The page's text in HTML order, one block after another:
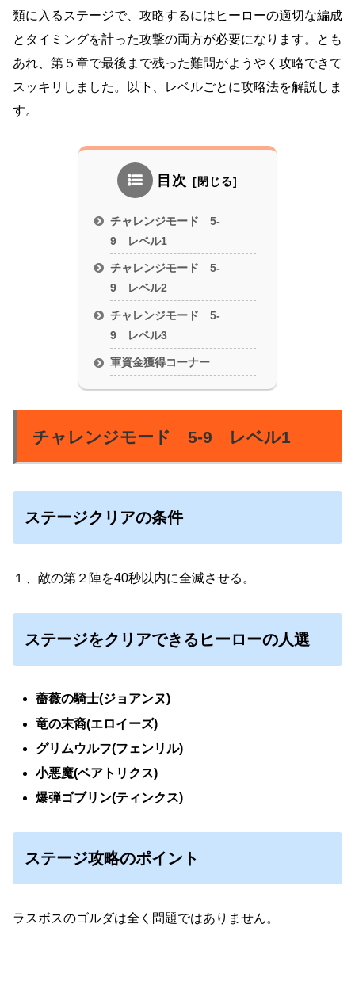
類に入るステージで、攻略するにはヒーローの適切な編成
とタイミングを計った攻撃の両方が必要になります。とも
あれ、第５章で最後まで残った難問がようやく攻略できて
スッキリしました。以下、レベルごとに攻略法を解説しま
す。
目次
チャレンジモード 5-
9 レベル1
チャレンジモード 5-
9 レベル2
チャレンジモード 5-
9 レベル3
軍資金獲得コーナー
チャレンジモード 5-9 レベル1
ステージクリアの条件
１、敵の第２陣を40秒以内に全滅させる。
ステージをクリアできるヒーローの人選
薔薇の騎士(ジョアンヌ)
竜の末裔(エロイーズ)
グリムウルフ(フェンリル)
小悪魔(ベアトリクス)
爆弾ゴブリン(ティンクス)
ステージ攻略のポイント
ラスボスのゴルダは全く問題ではありません。